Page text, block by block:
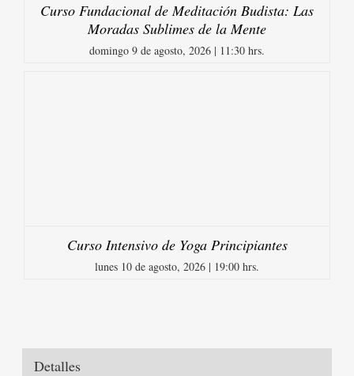
Curso Fundacional de Meditación Budista: Las
Moradas Sublimes de la Mente
domingo 9 de agosto, 2026 | 11:30 hrs.
Curso Intensivo de Yoga Principiantes
lunes 10 de agosto, 2026 | 19:00 hrs.
Detalles